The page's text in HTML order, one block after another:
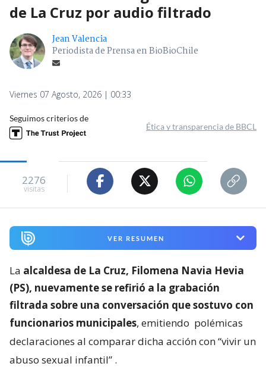
de La Cruz por audio filtrado
Jean Valencia
Periodista de Prensa en BioBioChile
Viernes 07 Agosto, 2026 | 00:33
Seguimos criterios de
Ética y transparencia de BBCL
2276
visitas
VER RESUMEN
La alcaldesa de La Cruz, Filomena Navia Hevia
(PS), nuevamente se refirió a la grabación
filtrada sobre una conversación que sostuvo con
funcionarios municipales, emitiendo polémicas
declaraciones al comparar dicha acción con “vivir un
abuso sexual infantil” .